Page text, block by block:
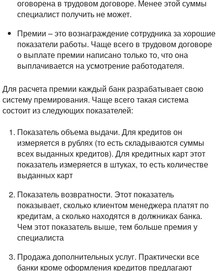
оговорена в трудовом договоре. Менее этой суммы
специалист получить не может.
Премии – это вознаграждение сотрудника за хорошие
показатели работы. Чаще всего в трудовом договоре
о выплате премии написано только то, что она
выплачивается на усмотрение работодателя.
Для расчета премии каждый банк разрабатывает свою
систему премирования. Чаще всего такая система
состоит из следующих показателей:
Показатель объема выдачи. Для кредитов он
измеряется в рублях (то есть складываются суммы
всех выданных кредитов). Для кредитных карт этот
показатель измеряется в штуках, то есть количестве
выданных карт
Показатель возвратности. Этот показатель
показывает, сколько клиентом менеджера платят по
кредитам, а сколько находятся в должниках банка.
Чем этот показатель выше, тем больше премия у
специалиста
Продажа дополнительных услуг. Практически все
банки кроме оформления кредитов предлагают